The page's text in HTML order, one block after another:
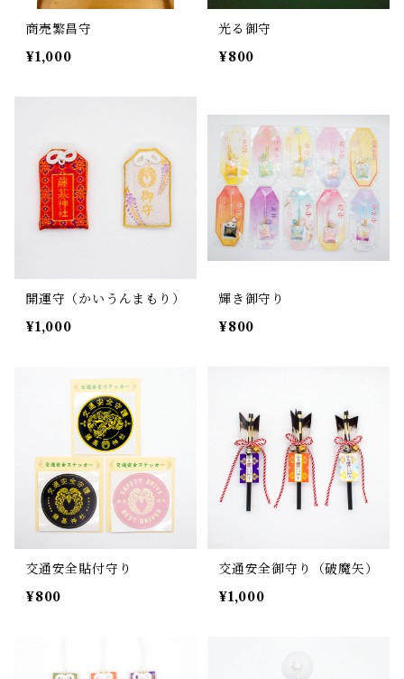
商売繁昌守
¥1,000
光る御守
¥800
開運守（かいうんまもり）
¥1,000
輝き御守り
¥800
交通安全貼付守り
¥800
交通安全御守り（破魔矢）
¥1,000